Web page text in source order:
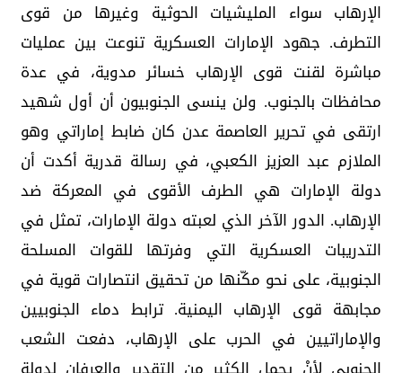
الإرهاب سواء المليشيات الحوثية وغيرها من قوى
التطرف. جهود الإمارات العسكرية تنوعت بين عمليات
مباشرة لقنت قوى الإرهاب خسائر مدوية، في عدة
محافظات بالجنوب. ولن ينسى الجنوبيون أن أول شهيد
ارتقى في تحرير العاصمة عدن كان ضابط إماراتي وهو
الملازم عبد العزيز الكعبي، في رسالة قدرية أكدت أن
دولة الإمارات هي الطرف الأقوى في المعركة ضد
الإرهاب. الدور الآخر الذي لعبته دولة الإمارات، تمثل في
التدريبات العسكرية التي وفرتها للقوات المسلحة
الجنوبية، على نحو مكّنها من تحقيق انتصارات قوية في
مجابهة قوى الإرهاب اليمنية. ترابط دماء الجنوبيين
والإماراتيين في الحرب على الإرهاب، دفعت الشعب